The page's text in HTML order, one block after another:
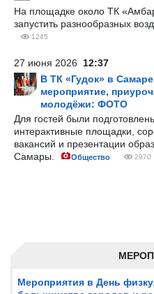
Мероприятия в День
На площадке около ТК
запустить разнообразных
1245
27 июня 2026 12:37
В ТК «Гудок» в
мероприятие,
молодёжи: ФОТО
Для гостей были
интерактивные площадки,
вакансий и презентации
Самары.
Общество 2970